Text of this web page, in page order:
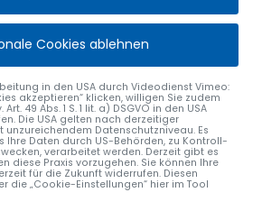
Cookies ablehnen
in den USA durch Videodienst Vimeo:
akzeptieren“ klicken, willigen Sie zudem
49 Abs. 1 S. 1 lit. a) DSGVO in den USA
Die USA gelten nach derzeitiger
unzureichendem Datenschutzniveau. Es
Ihre Daten durch US-Behörden, zu Kontroll-
verarbeitet werden. Derzeit gibt es
diese Praxis vorzugehen. Sie können Ihre
für die Zukunft widerrufen. Diesen
die „Cookie-Einstellungen“ hier im Tool